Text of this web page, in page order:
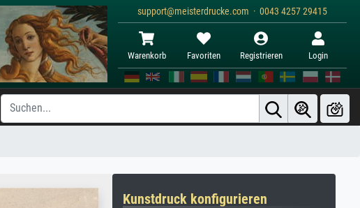
support@meisterdrucke.com · 0043 4257 29415
Warenkorb Favoriten Registrieren Login
Kunstdruck konfigurieren